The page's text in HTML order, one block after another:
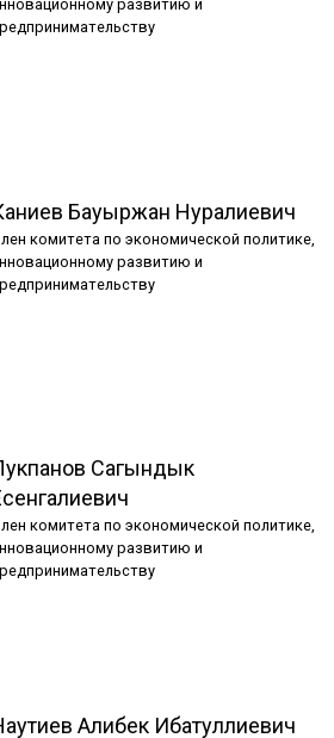
развитию и
Бауыржан Нуралиевич
комитета по экономической политике,
развитию и
Сагындык
комитета по экономической политике,
развитию и
Алибек Ибатуллиевич